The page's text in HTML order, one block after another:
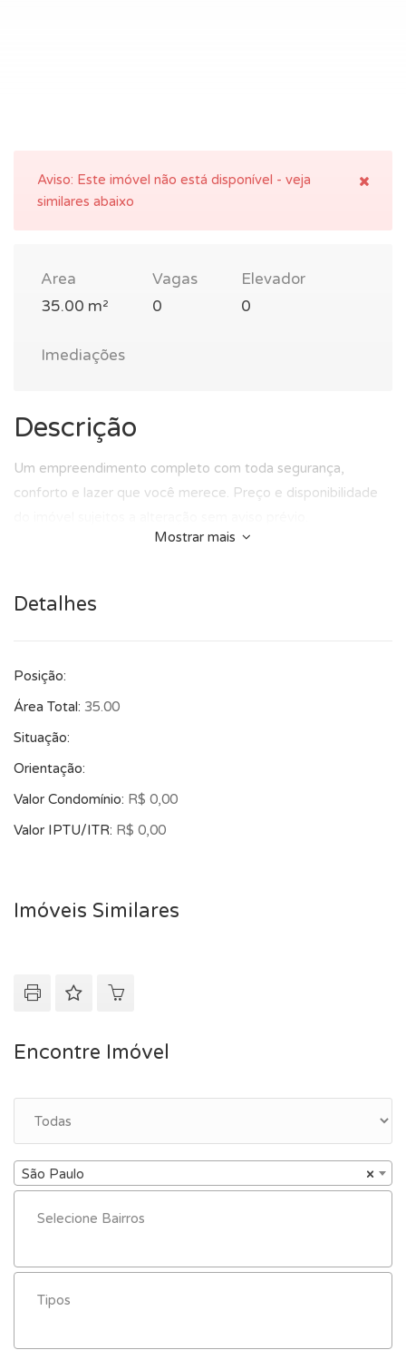
Aviso: Este imóvel não está disponível - veja
similares abaixo
Area
35.00 m²
Vagas
0
Elevador
0
Imediações
Descrição
Um empreendimento completo com toda segurança,
conforto e lazer que você merece. Preço e disponibilidade
Mostrar mais
Detalhes
Posição:
Área Total: 35.00
Situação:
Orientação:
Valor Condomínio: R$ 0,00
Valor IPTU/ITR: R$ 0,00
Imóveis Similares
Encontre Imóvel
×
São Paulo